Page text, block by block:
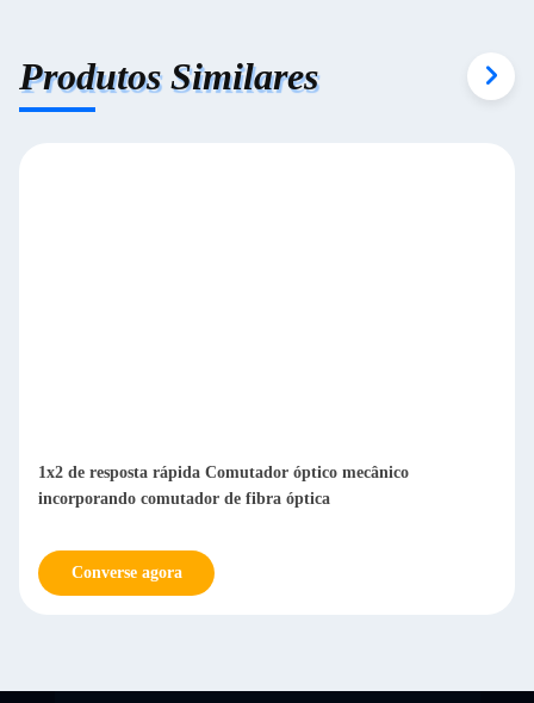
Produtos Similares
1x2 de resposta rápida Comutador óptico mecânico
incorporando comutador de fibra óptica
Converse agora